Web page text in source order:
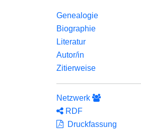
Genealogie
Biographie
Literatur
Autor/in
Zitierweise
Netzwerk
RDF
Druckfassung